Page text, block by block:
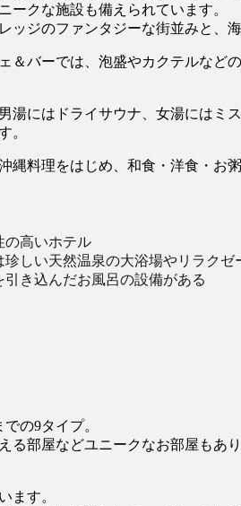
ークな施設も備えられています。
ジのファンタジーな街並みと、
バーでは、泡盛やカクテルな
にはドライサウナ、女湯にはミ
。
料理をはじめ、和食・洋食・お
の高いホテル
しい天然温泉の大浴場やリラク
き込んだお風呂の設備がある
の9タイプ。
部屋などユニークなお部屋もあり
ます。